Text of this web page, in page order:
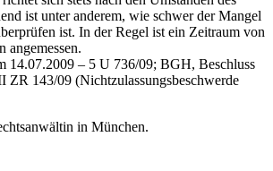
ist unter anderem, wie schwer der Mangel
ist. In der Regel ist ein Zeitraum von
angemessen.
14.07.2009 – 5 U 736/09; BGH, Beschluss
ZR 143/09 (Nichtzulassungsbeschwerde
in München.